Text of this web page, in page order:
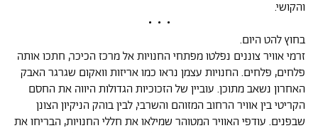
והקושי.
• • •
בחוץ להט היום.
זרמי אוויר צוננים נפלטו מפתחי החנויות אל מרכז הכיכר, חתכו אותה
פלחים, פלחים. החנויות עצמן נראו כמו אריזות וואקום שגרגר האבק
האחרון נשאב מתוכן. עוביין של הזכוכיות הגדולות היווה את החסם
הקריטי בין אוויר הרחוב המזוהם והשרבי, לבין בוהק הניקיון הצונן
שבפנים. עודפי האוויר המטוהר שמילאו את חללי החנויות, הבריחו את